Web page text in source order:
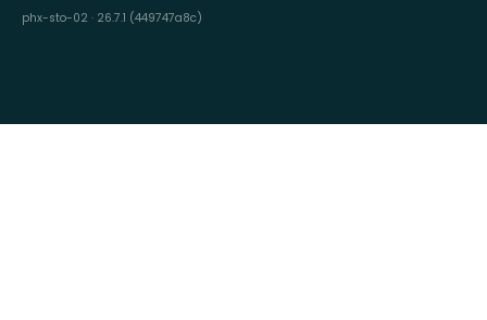
phx-sto-02 · 26.7.1 (449747a8c)